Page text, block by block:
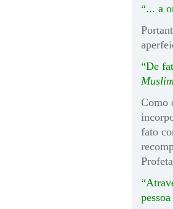
“... a
“De
Como
fato